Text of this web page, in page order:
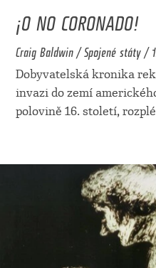
¡O NO CORONADO!
Craig Baldwin / Spojené státy /
Dobyvatelská kronika
invazi do zemí
polovině 16. století,